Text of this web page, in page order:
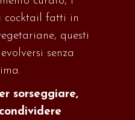
cocktail fatti in
questi
senza
sorseggiare,